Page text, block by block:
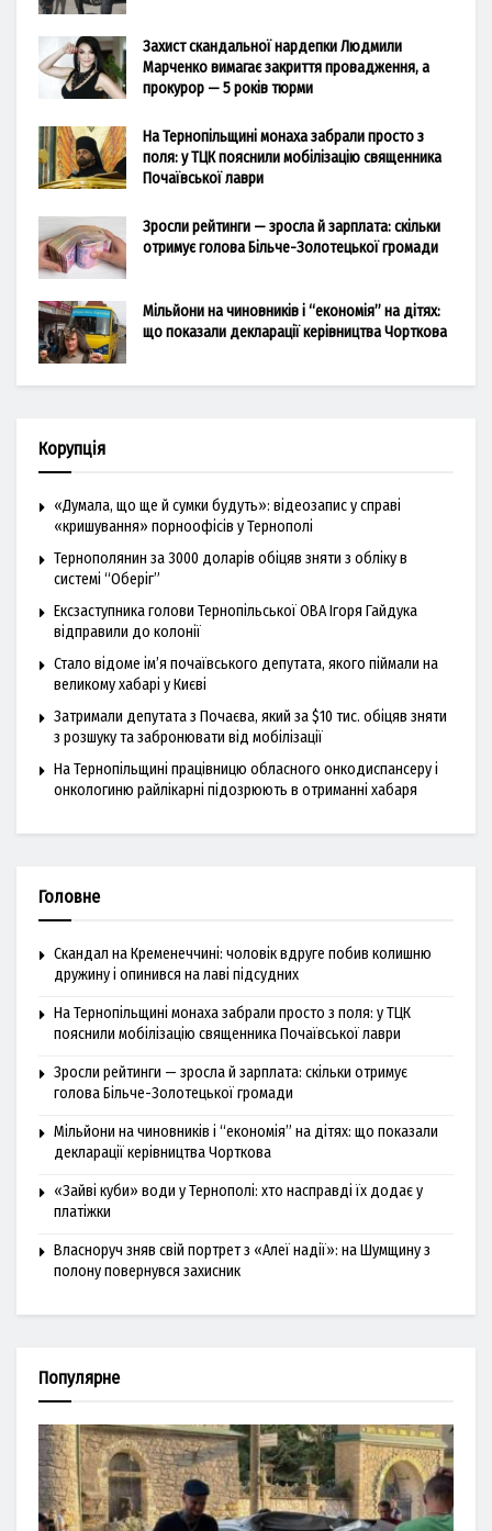
Захист скандальної нардепки Людмили
Марченко вимагає закриття провадження, а
прокурор — 5 років тюрми
На Тернопільщині монаха забрали просто з
поля: у ТЦК пояснили мобілізацію священника
Почаївської лаври
Зросли рейтинги — зросла й зарплата: скільки
отримує голова Більче-Золотецької громади
Мільйони на чиновників і “економія” на дітях:
що показали декларації керівництва Чорткова
Корупція
«Думала, що ще й сумки будуть»: відеозапис у справі
«кришування» порноофісів у Тернополі
Тернополянин за 3000 доларів обіцяв зняти з обліку в
системі “Оберіг”
Ексзаступника голови Тернопільської ОВА Ігоря Гайдука
відправили до колонії
Стало відоме ім’я почаївського депутата, якого піймали на
великому хабарі у Києві
Затримали депутата з Почаєва, який за $10 тис. обіцяв зняти
з розшуку та забронювати від мобілізації
На Тернопільщині працівницю обласного онкодиспансеру і
онкологиню райлікарні підозрюють в отриманні хабаря
Головне
Скандал на Кременеччині: чоловік вдруге побив колишню
дружину і опинився на лаві підсудних
На Тернопільщині монаха забрали просто з поля: у ТЦК
пояснили мобілізацію священника Почаївської лаври
Зросли рейтинги — зросла й зарплата: скільки отримує
голова Більче-Золотецької громади
Мільйони на чиновників і “економія” на дітях: що показали
декларації керівництва Чорткова
«Зайві куби» води у Тернополі: хто насправді їх додає у
платіжки
Власноруч зняв свій портрет з «Алеї надії»: на Шумщину з
полону повернувся захисник
Популярне